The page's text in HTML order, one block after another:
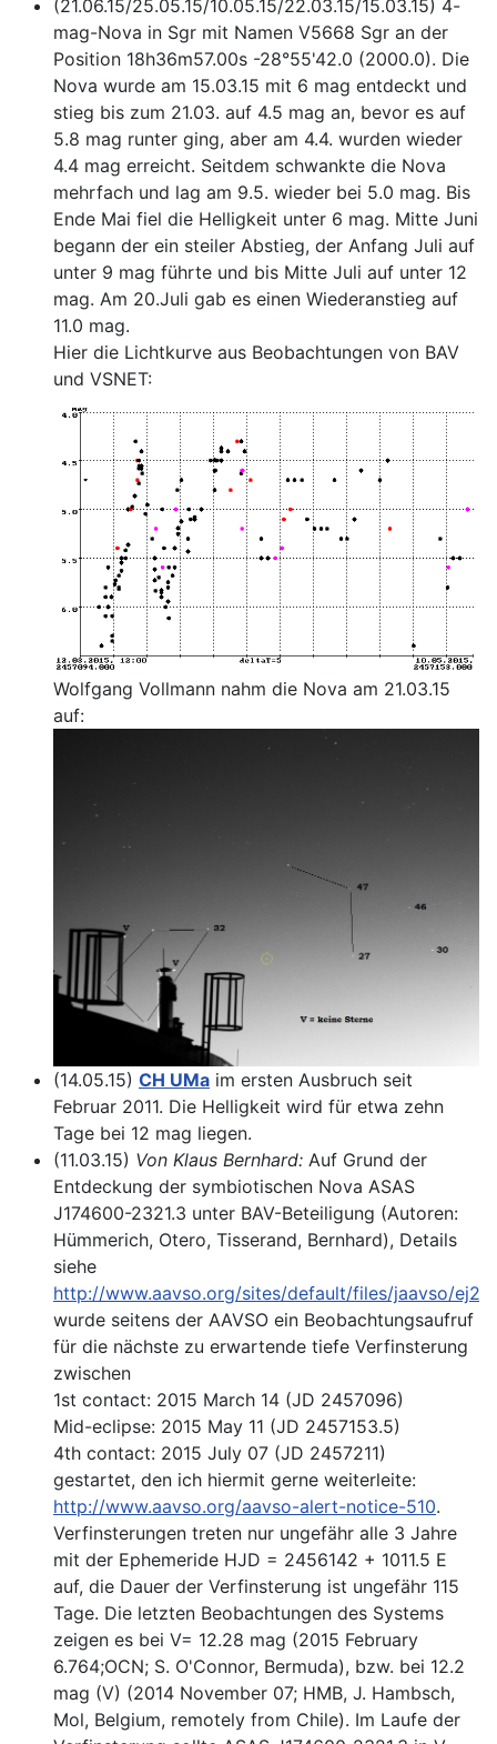
(21.06.15/25.05.15/10.05.15/22.03.15/15.03.15) 4-
mag-Nova in Sgr mit Namen V5668 Sgr an der
Position 18h36m57.00s -28°55'42.0 (2000.0). Die
Nova wurde am 15.03.15 mit 6 mag entdeckt und
stieg bis zum 21.03. auf 4.5 mag an, bevor es auf
5.8 mag runter ging, aber am 4.4. wurden wieder
4.4 mag erreicht. Seitdem schwankte die Nova
mehrfach und lag am 9.5. wieder bei 5.0 mag. Bis
Ende Mai fiel die Helligkeit unter 6 mag. Mitte Juni
begann der ein steiler Abstieg, der Anfang Juli auf
unter 9 mag führte und bis Mitte Juli auf unter 12
mag. Am 20.Juli gab es einen Wiederanstieg auf
11.0 mag.
Hier die Lichtkurve aus Beobachtungen von BAV
und VSNET:
Wolfgang Vollmann nahm die Nova am 21.03.15
auf:
(14.05.15) CH UMa im ersten Ausbruch seit
Februar 2011. Die Helligkeit wird für etwa zehn
Tage bei 12 mag liegen.
(11.03.15) Von Klaus Bernhard: Auf Grund der
Entdeckung der symbiotischen Nova ASAS
J174600-2321.3 unter BAV-Beteiligung (Autoren:
Hümmerich, Otero, Tisserand, Bernhard), Details
siehe
http://www.aavso.org/sites/default/files/jaavso/
wurde seitens der AAVSO ein Beobachtungsaufruf
für die nächste zu erwartende tiefe Verfinsterung
zwischen
1st contact: 2015 March 14 (JD 2457096)
Mid-eclipse: 2015 May 11 (JD 2457153.5)
4th contact: 2015 July 07 (JD 2457211)
gestartet, den ich hiermit gerne weiterleite:
http://www.aavso.org/aavso-alert-notice-510.
Verfinsterungen treten nur ungefähr alle 3 Jahre
mit der Ephemeride HJD = 2456142 + 1011.5 E
auf, die Dauer der Verfinsterung ist ungefähr 115
Tage. Die letzten Beobachtungen des Systems
zeigen es bei V= 12.28 mag (2015 February
6.764;OCN; S. O'Connor, Bermuda), bzw. bei 12.2
mag (V) (2014 November 07; HMB, J. Hambsch,
Mol, Belgium, remotely from Chile). Im Laufe der